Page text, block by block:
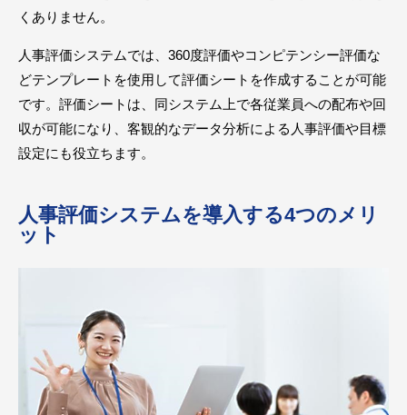
くありません。
人事評価システムでは、360度評価やコンピテンシー評価な
どテンプレートを使用して評価シートを作成することが可能
です。評価シートは、同システム上で各従業員への配布や回
収が可能になり、客観的なデータ分析による人事評価や目標
設定にも役立ちます。
人事評価システムを導入する4つのメリ
ット